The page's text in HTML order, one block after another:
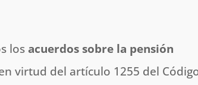
los acuerdos sobre la pensión
virtud del artículo 1255 del